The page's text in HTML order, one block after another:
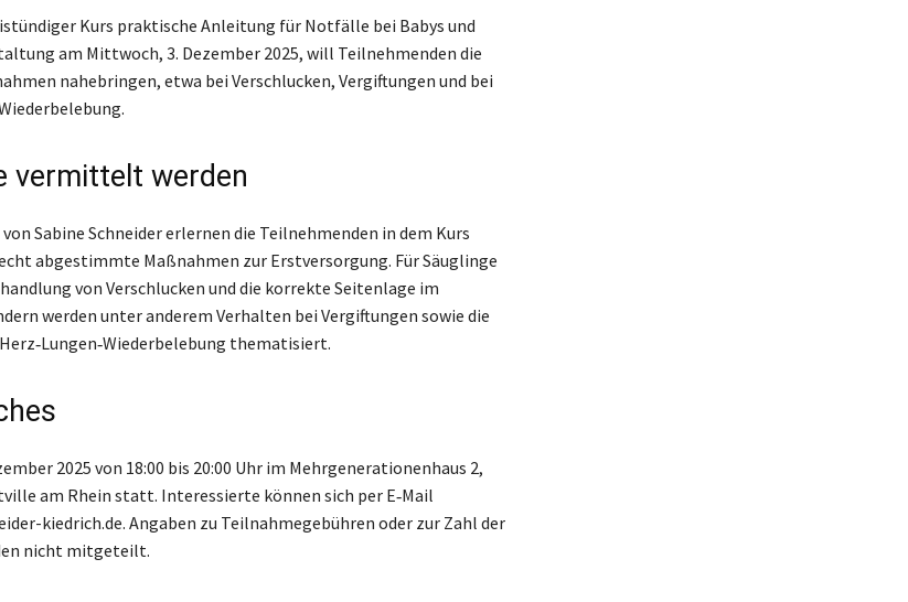
Kurs praktische Anleitung für Notfälle bei Babys und
am Mittwoch, 3. Dezember 2025, will Teilnehmenden die
nahebringen, etwa bei Verschlucken, Vergiftungen und bei
vermittelt werden
Sabine Schneider erlernen die Teilnehmenden in dem Kurs
abgestimmte Maßnahmen zur Erstversorgung. Für Säuglinge
von Verschlucken und die korrekte Seitenlage im
werden unter anderem Verhalten bei Vergiftungen sowie die
thematisiert.
2025 von 18:00 bis 20:00 Uhr im Mehrgenerationenhaus 2,
am Rhein statt. Interessierte können sich per E‑Mail
kiedrich.de. Angaben zu Teilnahmegebühren oder zur Zahl der
nicht mitgeteilt.